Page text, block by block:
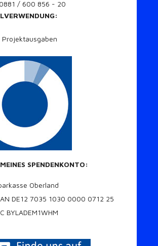
/ 600 856 - 20
Projektausgaben
SPENDENKONTO:
Oberland
DE12 7035 1030 0000 0712 25
BYLADEM1WHM